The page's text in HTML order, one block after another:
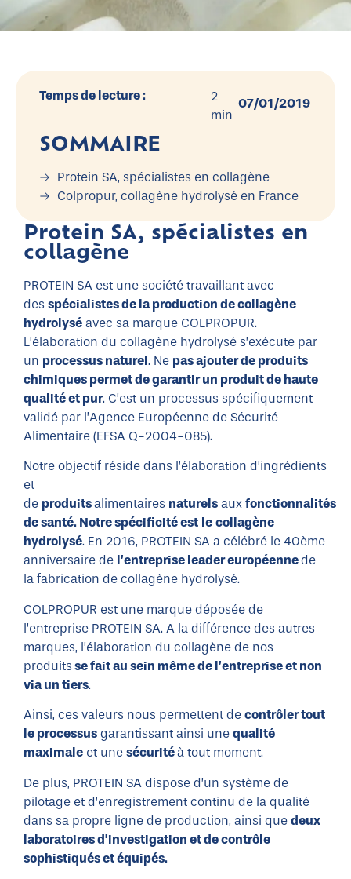
Temps de lecture :
2
min
07/01/2019
SOMMAIRE
Protein SA, spécialistes en collagène
Colpropur, collagène hydrolysé en France
Protein SA, spécialistes en
collagène
PROTEIN SA est une société travaillant avec
des spécialistes de la production de collagène
hydrolysé avec sa marque COLPROPUR.
L’élaboration du collagène hydrolysé s’exécute par
un processus naturel. Ne pas ajouter de produits
chimiques permet de garantir un produit de haute
qualité et pur. C’est un processus spécifiquement
validé par l’Agence Européenne de Sécurité
Alimentaire (EFSA Q-2004-085).
Notre objectif réside dans l’élaboration d’ingrédients
et
de produitsalimentaires naturels aux fonctionnalités
de santé. Notre spécificité est le collagène
hydrolysé. En 2016, PROTEIN SA a célébré le 40ème
anniversaire de l’entreprise leader européennede
la fabrication de collagène hydrolysé.
COLPROPUR est une marque déposée de
l’entreprise PROTEIN SA. A la différence des autres
marques, l’élaboration du collagène de nos
produits se fait au sein même de l’entreprise et non
via un tiers.
Ainsi, ces valeurs nous permettent de contrôler tout
le processus garantissant ainsi une qualité
maximale et une sécuritéà tout moment.
De plus, PROTEIN SA dispose d’un système de
pilotage et d’enregistrement continu de la qualité
dans sa propre ligne de production, ainsi que deux
laboratoires d’investigation et de contrôle
sophistiqués et équipés.